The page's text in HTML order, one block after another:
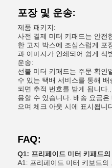
포장 및 운송:
제품 패키지:
사전 결제 미터 키패드는 안전
한 고지 박스에 조심스럽게 포
과 이미지가 인쇄되어 쉽게 식
운송:
선불 미터 키패드는 주문 확인
수 있는 택배 서비스를 통해
되면 추적 번호를 받게 됩니다
용할 수 있습니다. 배송 요금
으며 체크 아웃 시에 표시됩니
FAQ:
Q1: 프리페이드 미터 키패드
A1: 프리페이드 미터 키보드의